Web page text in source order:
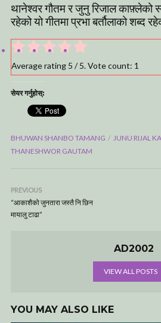
थानेश्वर गौतम र जुनु रिजाल काफ़्लेको
रहेको यो गीतमा प्रभा बर्तौलाको शब्द
Average rating 5 / 5. Vote count: 1
सेयर गर्नुहोस्:
BHUWAN SHANBO TAMANG JUNU RIJAL
THANESHWOR GAUTAM
PREVIOUS
“आकाशैको जुनतारा जस्तै नि छिन
मायालु टाढा”
AD2002
VIEW ALL POSTS
YOU MAY ALSO LIKE